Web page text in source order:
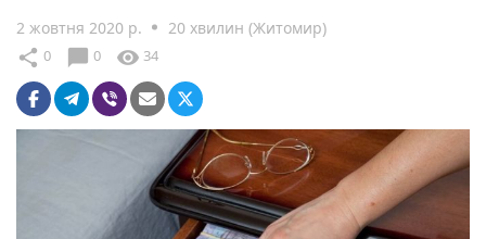
2 жовтня 2020 р. 20 хвилин (Житомир)
share 0 chat_bubble 0 visibility 34